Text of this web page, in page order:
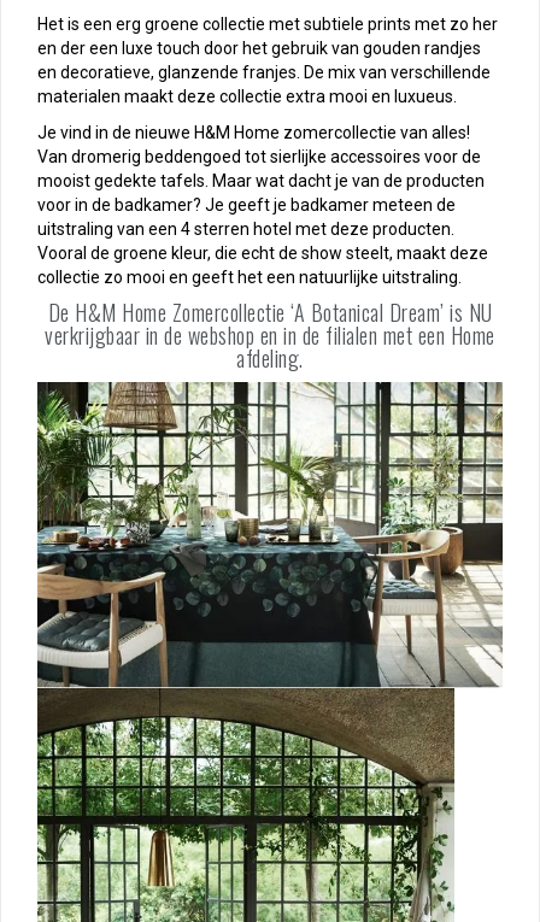
Het is een erg groene collectie met subtiele prints met zo her
en der een luxe touch door het gebruik van gouden randjes
en decoratieve, glanzende franjes. De mix van verschillende
materialen maakt deze collectie extra mooi en luxueus.
Je vind in de nieuwe H&M Home zomercollectie van alles!
Van dromerig beddengoed tot sierlijke accessoires voor de
mooist gedekte tafels. Maar wat dacht je van de producten
voor in de badkamer? Je geeft je badkamer meteen de
uitstraling van een 4 sterren hotel met deze producten.
Vooral de groene kleur, die echt de show steelt, maakt deze
collectie zo mooi en geeft het een natuurlijke uitstraling.
De H&M Home Zomercollectie ‘A Botanical Dream’ is NU
verkrijgbaar in de webshop en in de filialen met een Home
afdeling.